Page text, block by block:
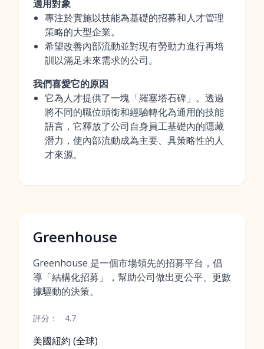
適用對象
專注於實施以技能為基礎的招募和人才管理
策略的大型企業。
希望改善內部流動並對現有勞動力進行再培
訓以滿足未來需求的公司。
我們喜愛它的原因
它為人才提供了一塊「羅塞塔石碑」。透過
將不同的職位頭銜和經驗轉化為通用的技能
語言，它釋放了公司自身員工基礎內的隱藏
潛力，使內部流動成為主要、具策略性的人
才來源。
Greenhouse
Greenhouse 是一個市場領先的招募平台，倡
導「結構化招募」，幫助公司做出更公平、更數
據驅動的決策。
評分： 4.7
美國紐約 (全球)